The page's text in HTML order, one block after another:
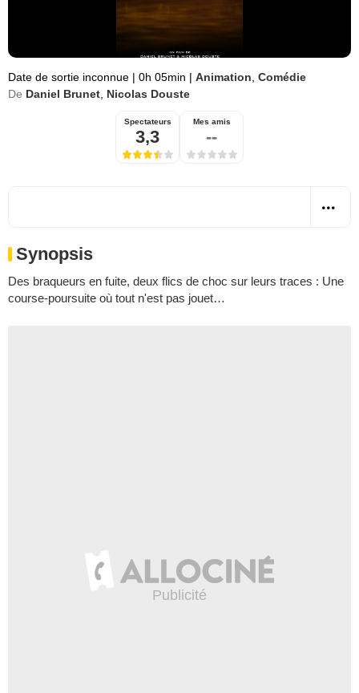
Date de sortie inconnue | 0h 05min | Animation Comédie
De Daniel Brunet Nicolas Douste
Spectateurs
3,3
Mes amis
--
Synopsis
Des braqueurs en fuite, deux flics de choc sur leurs traces : Une
course-poursuite où tout n'est pas jouet…